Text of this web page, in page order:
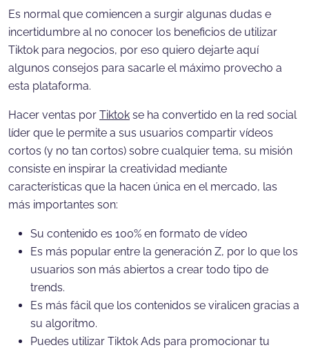
Es normal que comiencen a surgir algunas dudas e
incertidumbre al no conocer los beneficios de utilizar
Tiktok para negocios, por eso quiero dejarte aquí
algunos consejos para sacarle el máximo provecho a
esta plataforma.
Hacer ventas por Tiktok se ha convertido en la red social
líder que le permite a sus usuarios compartir vídeos
cortos (y no tan cortos) sobre cualquier tema, su misión
consiste en inspirar la creatividad mediante
características que la hacen única en el mercado, las
más importantes son:
Su contenido es 100% en formato de vídeo
Es más popular entre la generación Z, por lo que los
usuarios son más abiertos a crear todo tipo de
trends.
Es más fácil que los contenidos se viralicen gracias a
su algoritmo.
Puedes utilizar Tiktok Ads para promocionar tu